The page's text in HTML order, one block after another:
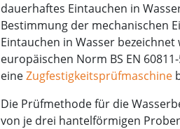
dauerhaftes Eintauchen in
Bestimmung der mechanischen
Eintauchen in Wasser
europäischen Norm BS EN
eineZugfestigkeitsprüfmaschine
Die Prüfmethode für die
von je drei hantelförmigen